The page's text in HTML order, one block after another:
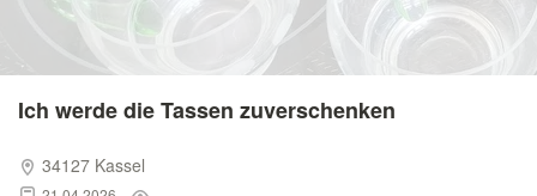
Ich werde die Tassen zuverschenken
34127 Kassel